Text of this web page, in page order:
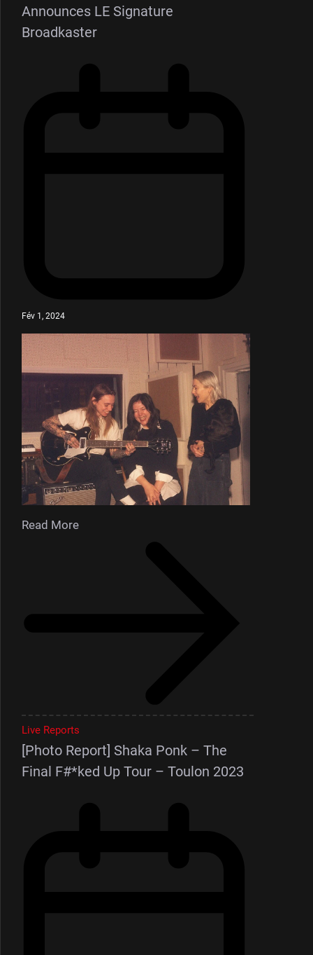
Announces LE Signature
Broadkaster
Fév 1, 2024
Read More
Live Reports
[Photo Report] Shaka Ponk – The
Final F#*ked Up Tour – Toulon 2023